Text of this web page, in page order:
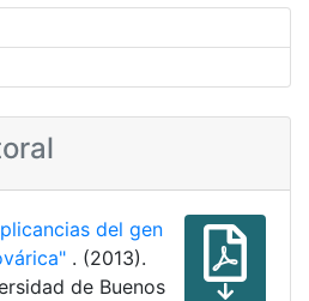
del gen
. (2013).
de Buenos